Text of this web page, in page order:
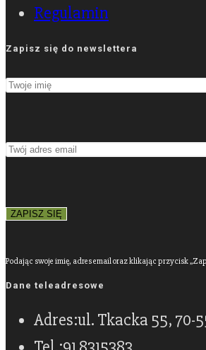
Regulamin
Zapisz się do newslettera
Podając swoje imię, adres email oraz klikając przycisk
Dane teleadresowe
Adres:ul. Tkacka 55, 70-